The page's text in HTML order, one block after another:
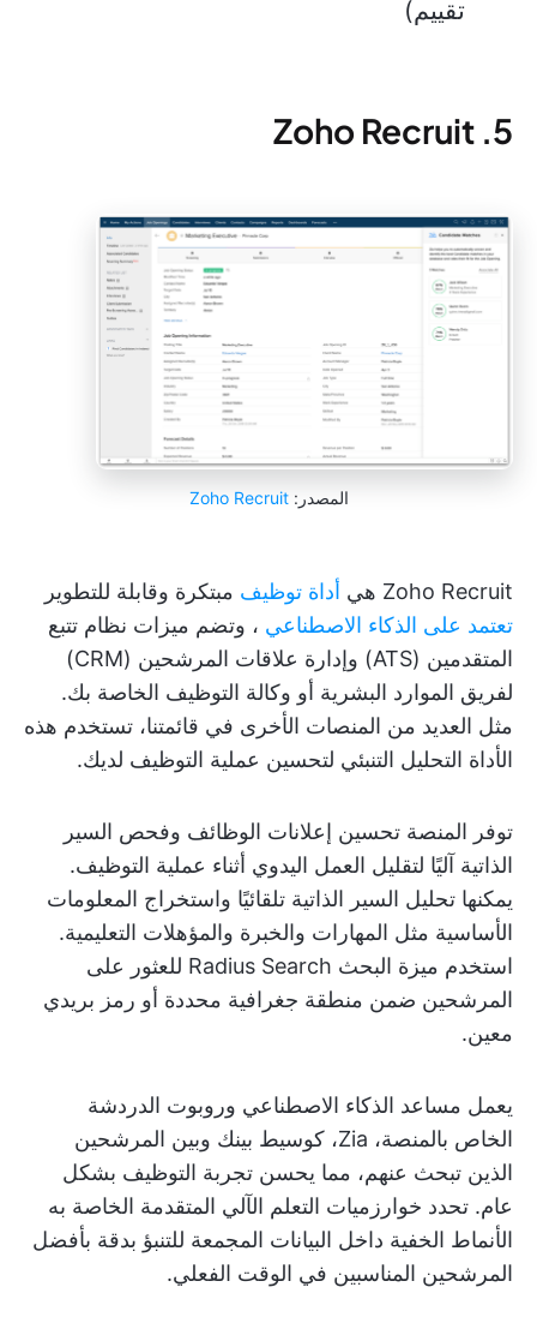
تقييم)
5. Zoho Recruit
المصدر:Zoho Recruit
Zoho Recruit هي أداة توظيف مبتكرة وقابلة للتطوير
تعتمد على الذكاء الاصطناعي ، وتضم ميزات نظام تتبع
المتقدمين (ATS) وإدارة علاقات المرشحين (CRM)
لفريق الموارد البشرية أو وكالة التوظيف الخاصة بك.
مثل العديد من المنصات الأخرى في قائمتنا، تستخدم هذه
الأداة التحليل التنبئي لتحسين عملية التوظيف لديك.
توفر المنصة تحسين إعلانات الوظائف وفحص السير
الذاتية آليًا لتقليل العمل اليدوي أثناء عملية التوظيف.
يمكنها تحليل السير الذاتية تلقائيًا واستخراج المعلومات
الأساسية مثل المهارات والخبرة والمؤهلات التعليمية.
استخدم ميزة البحث Radius Search للعثور على
المرشحين ضمن منطقة جغرافية محددة أو رمز بريدي
معين.
يعمل مساعد الذكاء الاصطناعي وروبوت الدردشة
الخاص بالمنصة، Zia، كوسيط بينك وبين المرشحين
الذين تبحث عنهم، مما يحسن تجربة التوظيف بشكل
عام. تحدد خوارزميات التعلم الآلي المتقدمة الخاصة به
الأنماط الخفية داخل البيانات المجمعة للتنبؤ بدقة بأفضل
المرشحين المناسبين في الوقت الفعلي.